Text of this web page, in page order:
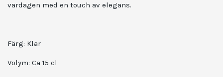
vardagen med en touch av elegans.
Färg: Klar
Volym: Ca 15 cl